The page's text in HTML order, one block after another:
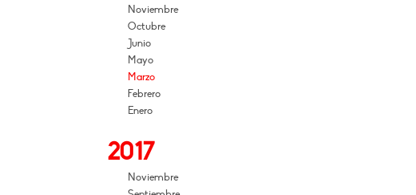
Noviembre
Octubre
Junio
Mayo
Marzo
Febrero
Enero
2017
Noviembre